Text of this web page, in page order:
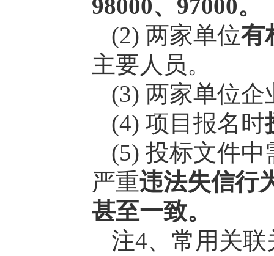
98000、97000。
(2) 两家单位有
主要人员。
(3) 两家单位企
(4) 项目报名时
(5) 投标文件
严重违法失信行
甚至一致。
注4、常用关